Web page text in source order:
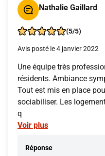
Nathalie Gaillard
(5/5)
Avis posté le 4 janvier 2022
Une équipe très
résidents. Ambiance
Tout est mis en place
sociabiliser. Les
q
Voir plus
Réponse